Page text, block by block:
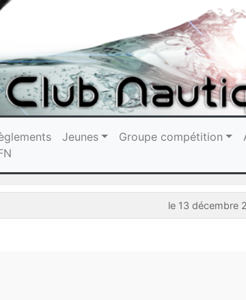
Jeunes Groupe compétition
le 13 décembre